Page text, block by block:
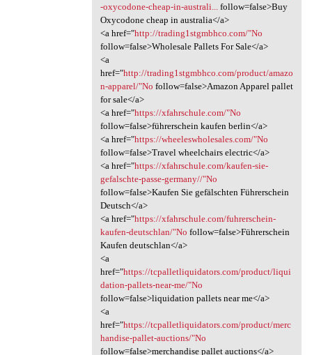
-oxycodone-cheap-in-australi...follow=false>Buy
Oxycodone cheap in australia</a>
<a href="http://trading1stgmbhco.com/"No
follow=false>Wholesale Pallets For Sale</a>
<a
href="http://trading1stgmbhco.com/product/amazo
n-apparel/"No follow=false>Amazon Apparel pallet
for sale</a>
<a href="https://xfahrschule.com/"No
follow=false>führerschein kaufen berlin</a>
<a href="https://wheeleswholesales.com/"No
follow=false>Travel wheelchairs electric</a>
<a href="https://xfahrschule.com/kaufen-sie-
gefalschte-passe-germany//"No
follow=false>Kaufen Sie gefälschten Führerschein
Deutsch</a>
<a href="https://xfahrschule.com/fuhrerschein-
kaufen-deutschlan/"No follow=false>Führerschein
Kaufen deutschlan</a>
<a
href="https://tcpalletliquidators.com/product/liqui
dation-pallets-near-me/"No
follow=false>liquidation pallets near me</a>
<a
href="https://tcpalletliquidators.com/product/merc
handise-pallet-auctions/"No
follow=false>merchandise pallet auctions</a>